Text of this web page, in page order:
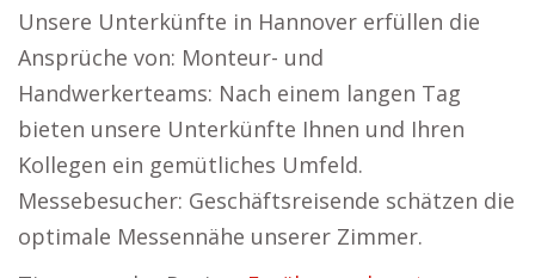
Unsere Unterkünfte in Hannover erfüllen die
Ansprüche von: Monteur- und
Handwerkerteams: Nach einem langen Tag
bieten unsere Unterkünfte Ihnen und Ihren
Kollegen ein gemütliches Umfeld.
Messebesucher: Geschäftsreisende schätzen die
optimale Messennähe unserer Zimmer.